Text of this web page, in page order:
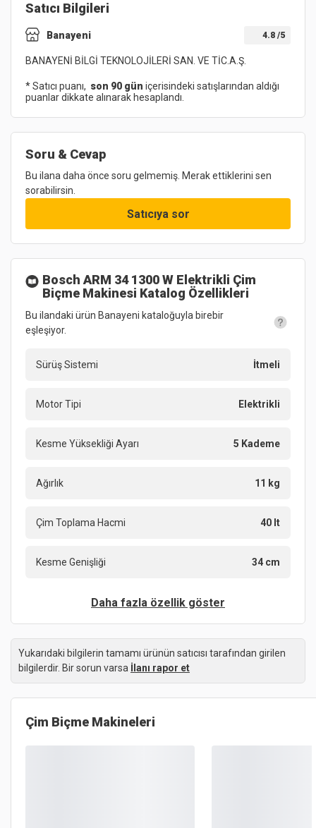
Satıcı Bilgileri
Banayeni 4.8 /5
BANAYENİ BİLGİ TEKNOLOJİLERİ SAN. VE TİC.A.Ş.
* Satıcı puanı, son 90 gün içerisindeki satışlarından aldığı
puanlar dikkate alınarak hesaplandı.
Soru & Cevap
Bu ilana daha önce soru gelmemiş. Merak ettiklerini sen
sorabilirsin.
Satıcıya sor
Bosch ARM 34 1300 W Elektrikli Çim
Biçme Makinesi Katalog Özellikleri
Bu ilandaki ürün Banayeni kataloğuyla birebir
eşleşiyor.
Sürüş Sistemi İtmeli
Motor Tipi Elektrikli
Kesme Yüksekliği Ayarı 5 Kademe
Ağırlık 11 kg
Çim Toplama Hacmi 40 lt
Kesme Genişliği 34 cm
Daha fazla özellik göster
Yukarıdaki bilgilerin tamamı ürünün satıcısı tarafından girilen
bilgilerdir. Bir sorun varsa İlanı rapor et
Çim Biçme Makineleri